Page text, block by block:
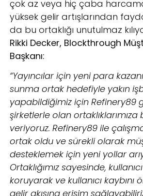
çok az veya hiç çaba
yüksek gelir artışlarından
da bu ortaklığı unutulmaz
Rikki Decker, Blockthrough
Başkanı:
“Yayıncılar için yeni para
sunma ortak hedefiyle yakın
yapabildiğimiz için Refinery89
şirketlerle olan
veriyoruz. Refinery89 ile
ortak oldu ve sürekli olarak
desteklemek için yeni yollar
Ortaklığımız sayesinde,
koruyarak ve kullanıcı kaybını
gelir akışına erişim